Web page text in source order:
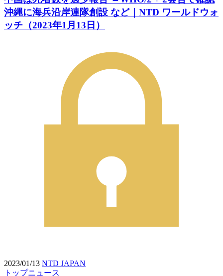
沖縄に海兵沿岸連隊創設 など｜NTD ワールドウォ
ッチ（2023年1月13日）
2023/01/13 NTD JAPAN
トップニュース